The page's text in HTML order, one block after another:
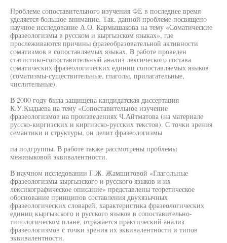
Проблеме сопоставительного изучения ФЕ в последнее время
уделяется большое внимание. Так, данной проблеме посвящено
научное исследование А.О. Кармышакова на тему «Соматические
фразеологизмы в русском и кыргызском языках», где
прослеживаются причины фразеобразовательной активности
соматизмов в сопоставляемых языках. В работе проведен
статистико-сопоставительный анализ лексического состава
соматических фразеологических единиц сопоставляемых языков
(соматизмы-существительные, глаголы, прилагательные,
числительные).
В 2000 году была защищена кандидатская диссертация
К.У.Кыдыева на тему «Сопоставительное изучение
фразеологизмов на произведениях Ч.Айтматова (на материале
русско-киргизских и киргизско-русских текстов). С точки зрения
семантики и структуры, он делит фразеологизмы
па подгруппы. В работе также рассмотрены проблемы
межязыковой эквивалентности.
В научном исследовании Г.Ж. Жамшитовой «Глагольные
фразеологизмы кыргызского и русского языков и их
лексикографическое описание» представлены теоретическое
обоснование принципов составления двухязычных
фразеологических словарей, характеристика фразеологических
единиц кыргызского и русского языков в сопоставительно-
типологическом плане, отражается практический анализ
фразеологизмов с точки зрения их эквивалентности и типов
эквивалентности.